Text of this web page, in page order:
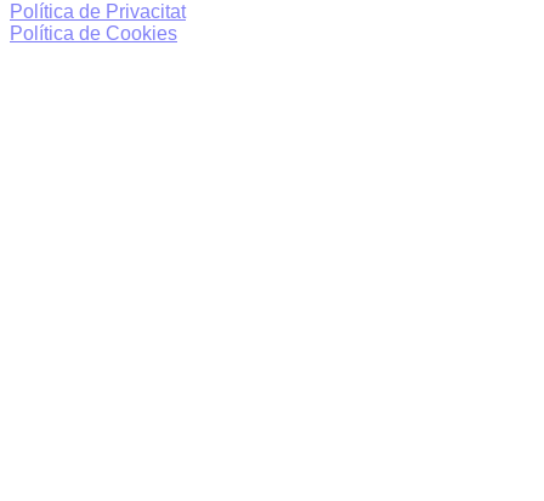
Política de Privacitat
Política de Cookies